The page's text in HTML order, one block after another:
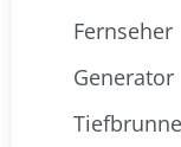
Fernseher
Generator